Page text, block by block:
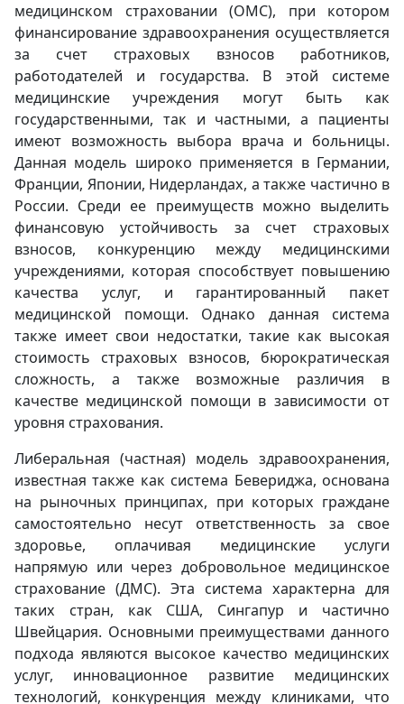
медицинском страховании (ОМС), при котором
финансирование здравоохранения осуществляется
за счет страховых взносов работников,
работодателей и государства. В этой системе
медицинские учреждения могут быть как
государственными, так и частными, а пациенты
имеют возможность выбора врача и больницы.
Данная модель широко применяется в Германии,
Франции, Японии, Нидерландах, а также частично в
России. Среди ее преимуществ можно выделить
финансовую устойчивость за счет страховых
взносов, конкуренцию между медицинскими
учреждениями, которая способствует повышению
качества услуг, и гарантированный пакет
медицинской помощи. Однако данная система
также имеет свои недостатки, такие как высокая
стоимость страховых взносов, бюрократическая
сложность, а также возможные различия в
качестве медицинской помощи в зависимости от
уровня страхования.
Либеральная (частная) модель здравоохранения,
известная также как система Бевериджа, основана
на рыночных принципах, при которых граждане
самостоятельно несут ответственность за свое
здоровье, оплачивая медицинские услуги
напрямую или через добровольное медицинское
страхование (ДМС). Эта система характерна для
таких стран, как США, Сингапур и частично
Швейцария. Основными преимуществами данного
подхода являются высокое качество медицинских
услуг, инновационное развитие медицинских
технологий, конкуренция между клиниками, что